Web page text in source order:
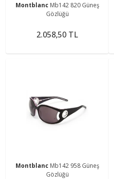
Montblanc Mb142 820 Güneş
Gözlüğü
2.058,50 TL
Montblanc Mb142 958 Güneş
Gözlüğü